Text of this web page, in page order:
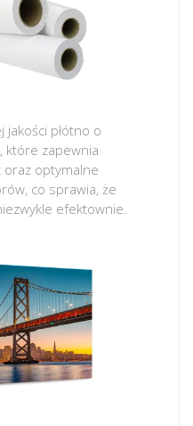
jakości płótno o
które zapewnia
oraz optymalne
co sprawia, że
efektownie.